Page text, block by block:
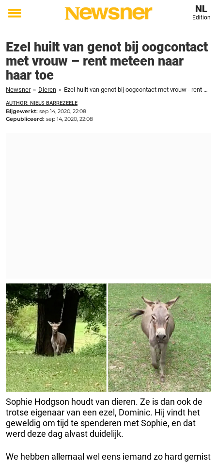
Toggle
NL
Edition
Ezel huilt van genot bij oogcontact
met vrouw – rent meteen naar
haar toe
Newsner » Dieren » Ezel huilt van genot bij oogcontact met vrouw - rent meteen naar haar toe
AUTHOR: NIELS BARREZEELE
Bijgewerkt: sep 14, 2020, 22:08
Gepubliceerd: sep 14, 2020, 22:08
Sophie Hodgson houdt van dieren. Ze is dan ook de
trotse eigenaar van een ezel, Dominic. Hij vindt het
geweldig om tijd te spenderen met Sophie, en dat
werd deze dag alvast duidelijk.
We hebben allemaal wel eens iemand zo hard gemist